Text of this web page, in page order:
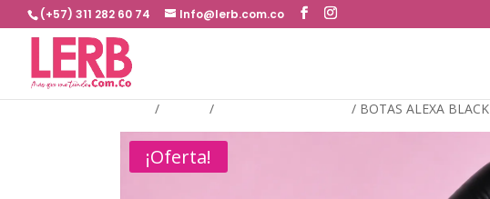
(+57) 311 282 60 74 Info@lerb.com.co
/ / / BOTAS ALEXA BLACK
¡Oferta!